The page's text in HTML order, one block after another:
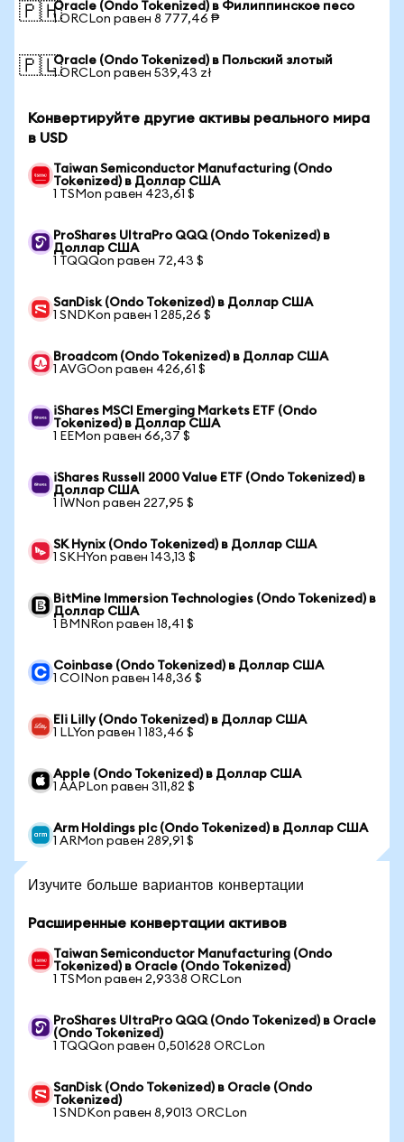
🇵🇭Oracle (Ondo Tokenized) в Филиппинское песо
1 ORCLon равен 8 777,46 ₱
🇵🇱Oracle (Ondo Tokenized) в Польский злотый
1 ORCLon равен 539,43 zł
Конвертируйте другие активы реального мира
в USD
Taiwan Semiconductor Manufacturing (Ondo
Tokenized) в Доллар США
1 TSMon равен 423,61 $
ProShares UltraPro QQQ (Ondo Tokenized) в
Доллар США
1 TQQQon равен 72,43 $
SanDisk (Ondo Tokenized) в Доллар США
1 SNDKon равен 1 285,26 $
Broadcom (Ondo Tokenized) в Доллар США
1 AVGOon равен 426,61 $
iShares MSCI Emerging Markets ETF (Ondo
Tokenized) в Доллар США
1 EEMon равен 66,37 $
iShares Russell 2000 Value ETF (Ondo Tokenized) в
Доллар США
1 IWNon равен 227,95 $
SK Hynix (Ondo Tokenized) в Доллар США
1 SKHYon равен 143,13 $
BitMine Immersion Technologies (Ondo Tokenized) в
Доллар США
1 BMNRon равен 18,41 $
Coinbase (Ondo Tokenized) в Доллар США
1 COINon равен 148,36 $
Eli Lilly (Ondo Tokenized) в Доллар США
1 LLYon равен 1 183,46 $
Apple (Ondo Tokenized) в Доллар США
1 AAPLon равен 311,82 $
Arm Holdings plc (Ondo Tokenized) в Доллар США
1 ARMon равен 289,91 $
Изучите больше вариантов конвертации
Расширенные конвертации активов
Taiwan Semiconductor Manufacturing (Ondo
Tokenized) в Oracle (Ondo Tokenized)
1 TSMon равен 2,9338 ORCLon
ProShares UltraPro QQQ (Ondo Tokenized) в Oracle
(Ondo Tokenized)
1 TQQQon равен 0,501628 ORCLon
SanDisk (Ondo Tokenized) в Oracle (Ondo
Tokenized)
1 SNDKon равен 8,9013 ORCLon